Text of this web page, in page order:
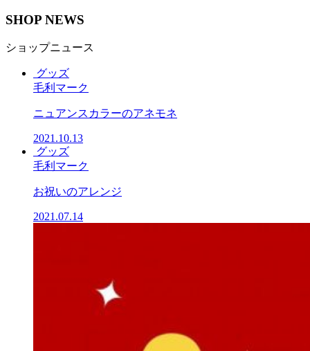
SHOP NEWS
ショップニュース
グッズ
毛利マーク
ニュアンスカラーのアネモネ
2021.10.13
グッズ
毛利マーク
お祝いのアレンジ
2021.07.14